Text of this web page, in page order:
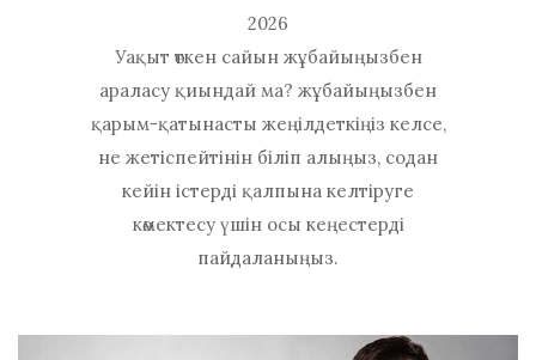
2026
Уақыт өткен сайын жұбайыңызбен
араласу қиындай ма? жұбайыңызбен
қарым-қатынасты жеңілдеткіңіз келсе,
не жетіспейтінін біліп алыңыз, содан
кейін істерді қалпына келтіруге
көмектесу үшін осы кеңестерді
пайдаланыңыз.